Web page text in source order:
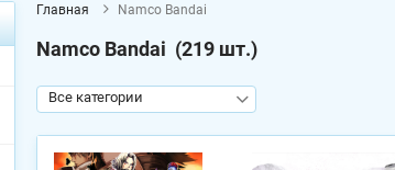
Главная Namco Bandai
Namco Bandai (219 шт.)
Все категории